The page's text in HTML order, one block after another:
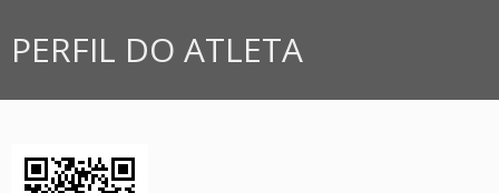
PERFIL DO ATLETA